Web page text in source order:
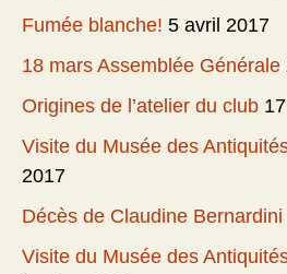
Fumée blanche! 5 avril 2017
18 mars Assemblée Générale
Origines de l’atelier du club
Visite du Musée des
2017
Décès de Claudine Bernardini
Visite du Musée des